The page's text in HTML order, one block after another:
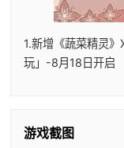
1.新增《蔬菜精灵
玩」-8月18日开启
游戏截图